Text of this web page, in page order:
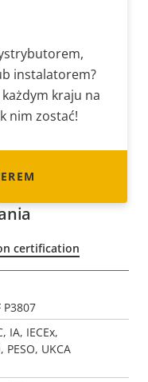
instalatorem?
kraju na
nim zostać!
certification
P3807
IA, IECEx,
PESO, UKCA